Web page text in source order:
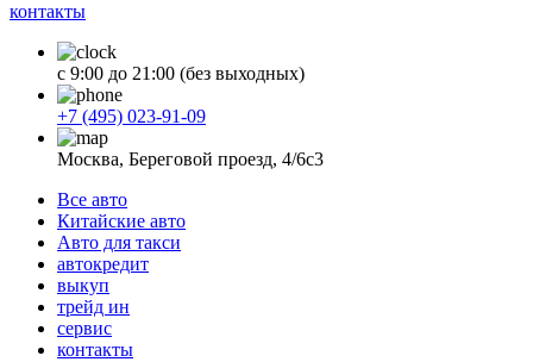
контакты
с 9:00 до 21:00 (без выходных)
+7 (495) 023-91-09
Москва, Береговой проезд, 4/6с3
Все авто
Китайские авто
Авто для такси
автокредит
выкуп
трейд ин
сервис
контакты